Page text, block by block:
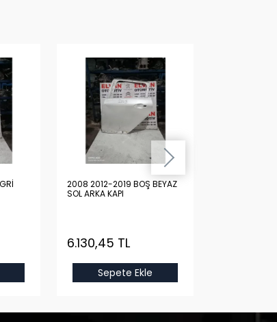
2008 2012-2019 BOŞ BEYAZ
SOL ARKA KAPI
6.130,45 TL
Sepete Ekle